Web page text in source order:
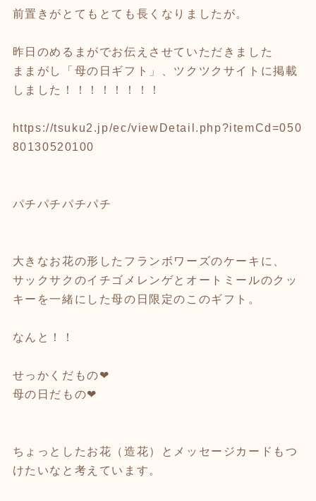
前置きがとてもとても長くなりましたが。
昨日のめるまがでお伝えさせていただきました
ままがし「母の日ギフト」、ツクツクサイトに掲載
しました！！！！！！！！
https://tsuku2.jp/ec/viewDetail.php?itemCd=050
80130520100
パチパチパチパチ
大きなお花の形したフランボワーズのケーキに、
サックサクのイチゴメレンゲとオートミールのクッ
キーを一緒にした母の日限定のこのギフト。
なんと！！
せっかくだもの❤︎
母の日だもの❤︎
ちょっとしたお花（造花）とメッセージカードもつ
けたいなと考えています。